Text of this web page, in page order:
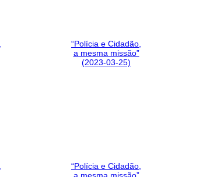
“Polícia e Cidadão,
a mesma missão”
(2023-03-25)
“Polícia e Cidadão,